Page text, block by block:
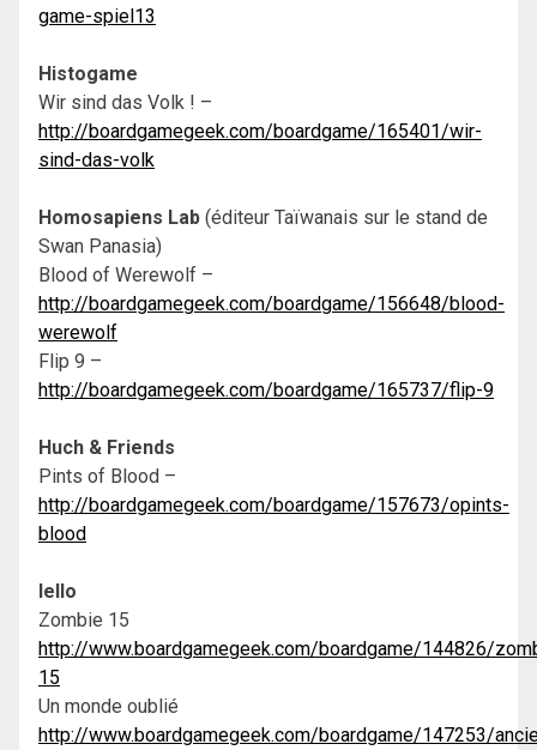
game-spiel13
Histogame
Wir sind das Volk ! –
http://boardgamegeek.com/boardgame/165401/wir-
sind-das-volk
Homosapiens Lab (éditeur Taïwanais sur le stand de
Swan Panasia)
Blood of Werewolf –
http://boardgamegeek.com/boardgame/156648/blood-
werewolf
Flip 9 –
http://boardgamegeek.com/boardgame/165737/flip-9
Huch & Friends
Pints of Blood –
http://boardgamegeek.com/boardgame/157673/opints-
blood
Iello
Zombie 15
http://www.boardgamegeek.com/boardgame/144826/
15
Un monde oublié
http://www.boardgamegeek.com/boardgame/147253/